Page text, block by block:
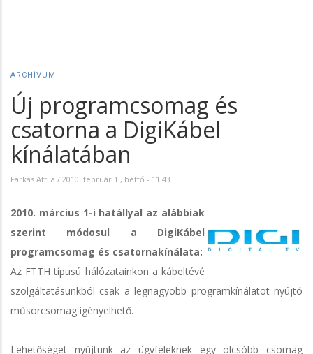
ARCHÍVUM
Új programcsomag és
csatorna a DigiKábel
kínálatában
Farkas Attila / 2010. február 1., hétfő - 11:43
2010. március 1-i hatállyal az alábbiak
szerint módosul a DigiKábel
programcsomag és csatornakínálata:
Az FTTH típusú hálózatainkon a kábeltévé
szolgáltatásunkból csak a legnagyobb programkínálatot nyújtó
műsorcsomag igényelhető.
Lehetőséget nyújtunk az ügyfeleknek egy olcsóbb csomag